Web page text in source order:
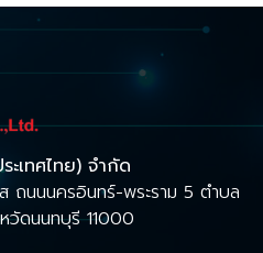
เทศไทย) จำกัด
ถนนนครอินทร์-พระราม 5 ตำบล
วัดนนทบุรี 11000